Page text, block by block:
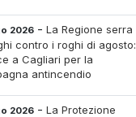
2026 - La Regione serra
contro i roghi di agosto:
a Cagliari per la
antincendio
2026 - La Protezione